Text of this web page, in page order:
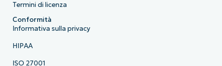
Termini di licenza
Conformità
Informativa sulla privacy
HIPAA
ISO 27001